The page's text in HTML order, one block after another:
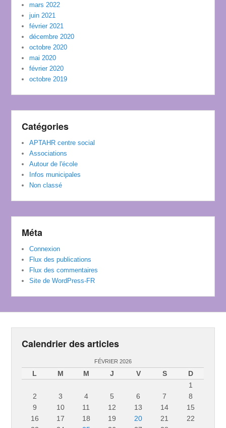
mars 2022
juin 2021
février 2021
décembre 2020
octobre 2020
mai 2020
février 2020
octobre 2019
Catégories
APTAHR centre social
Associations
Autour de l'école
Infos municipales
Non classé
Méta
Connexion
Flux des publications
Flux des commentaires
Site de WordPress-FR
Calendrier des articles
FÉVRIER 2026
L M M J V S
D
1
2
3 4 5 6 7
8
9
10 11 12 13 14
15
16
17 18 19 20 21
22